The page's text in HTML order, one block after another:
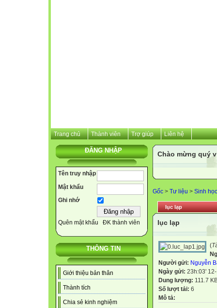
Trang chủ Thành viên Trợ giúp Liên hệ
ĐĂNG NHẬP
Tên truy nhập
Mật khẩu
Ghi nhớ
Quên mật khẩu ĐK thành viên
THÔNG TIN
Giới thiệu bản thân
Thành tích
Chia sẻ kinh nghiệm
Chào mừng quý
Gốc > Tư liệu > Sinh học
lục lạp
lục lạp
(
Người gửi: Nguyễn
Ngày gửi: 23h:03'
Dung lượng: 111.7
Số lượt tải: 6
Mô tả: